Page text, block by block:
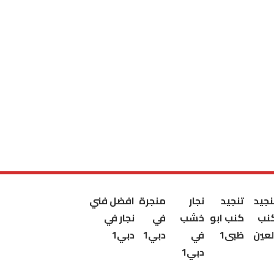
تنجيد
كنب ابو
ظبى1
نجار
خشب
في
دبي1
منجرة
في
دبي1
افضل فني
نجار في
دبي1